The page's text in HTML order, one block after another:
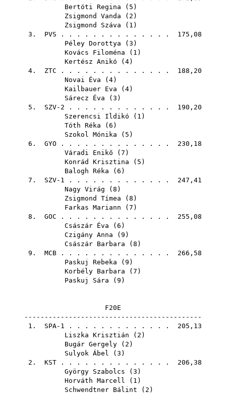
Bertóti Regina ( 5 )
Zsigmond Vanda ( 2 )
Zsigmond Száva ( 1 )
3. PVS . . . . . . . . . . . . . . 175,08
Péley Dorottya ( 3 )
Kovács Filoména ( 1 )
Kertész Anikó ( 4)
4. ZTC . . . . . . . . . . . . . . 188,20
Novai Éva ( 4)
Kailbauer Eva ( 4)
Sárecz Éva ( 3 )
5. SZV-2 . . . . . . . . . . . . . 190,20
Szerencsi Ildikó ( 1 )
Tóth Réka ( 6 )
Szokol Mónika ( 5 )
6. GYO . . . . . . . . . . . . . . 230,18
Váradi Enikő ( 7 )
Konrád Krisztina ( 5 )
Balogh Réka ( 6 )
7. SZV-1 . . . . . . . . . . . . . 247,41
Nagy Virág ( 8 )
Zsigmond Tímea ( 8 )
Farkas Mariann ( 7 )
8. GOC . . . . . . . . . . . . . . 255,08
Császár Éva ( 6 )
Czigány Anna ( 9 )
Császár Barbara ( 8 )
9. MCB . . . . . . . . . . . . . . 266,58
Paskuj Rebeka ( 9 )
Korbély Barbara ( 7 )
Paskuj Sára ( 9 )
F20E
--------------------------------------------
1. SPA-1 . . . . . . . . . . . . . 205,13
Liszka Krisztián ( 2 )
Bugár Gergely ( 2 )
Sulyok Ábel ( 3 )
2. KST . . . . . . . . . . . . . . 206,38
György Szabolcs ( 3 )
Horváth Marcell ( 1 )
Schwendtner Bálint ( 2 )